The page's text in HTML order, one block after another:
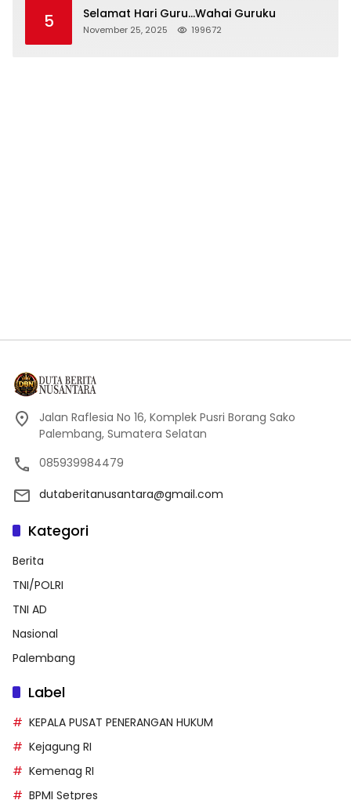
5 Selamat Hari Guru…Wahai Guruku
November 25, 2025 199672
Jalan Raflesia No 16, Komplek Pusri Borang Sako
Palembang, Sumatera Selatan
085939984479
dutaberitanusantara@gmail.com
Kategori
Berita
TNI/POLRI
TNI AD
Nasional
Palembang
Label
KEPALA PUSAT PENERANGAN HUKUM
Kejagung RI
Kemenag RI
BPMI Setpres